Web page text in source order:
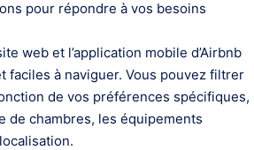
pour répondre à vos besoins
web et l’application mobile d’Airbnb
faciles à naviguer. Vous pouvez filtrer
de vos préférences spécifiques,
de chambres, les équipements